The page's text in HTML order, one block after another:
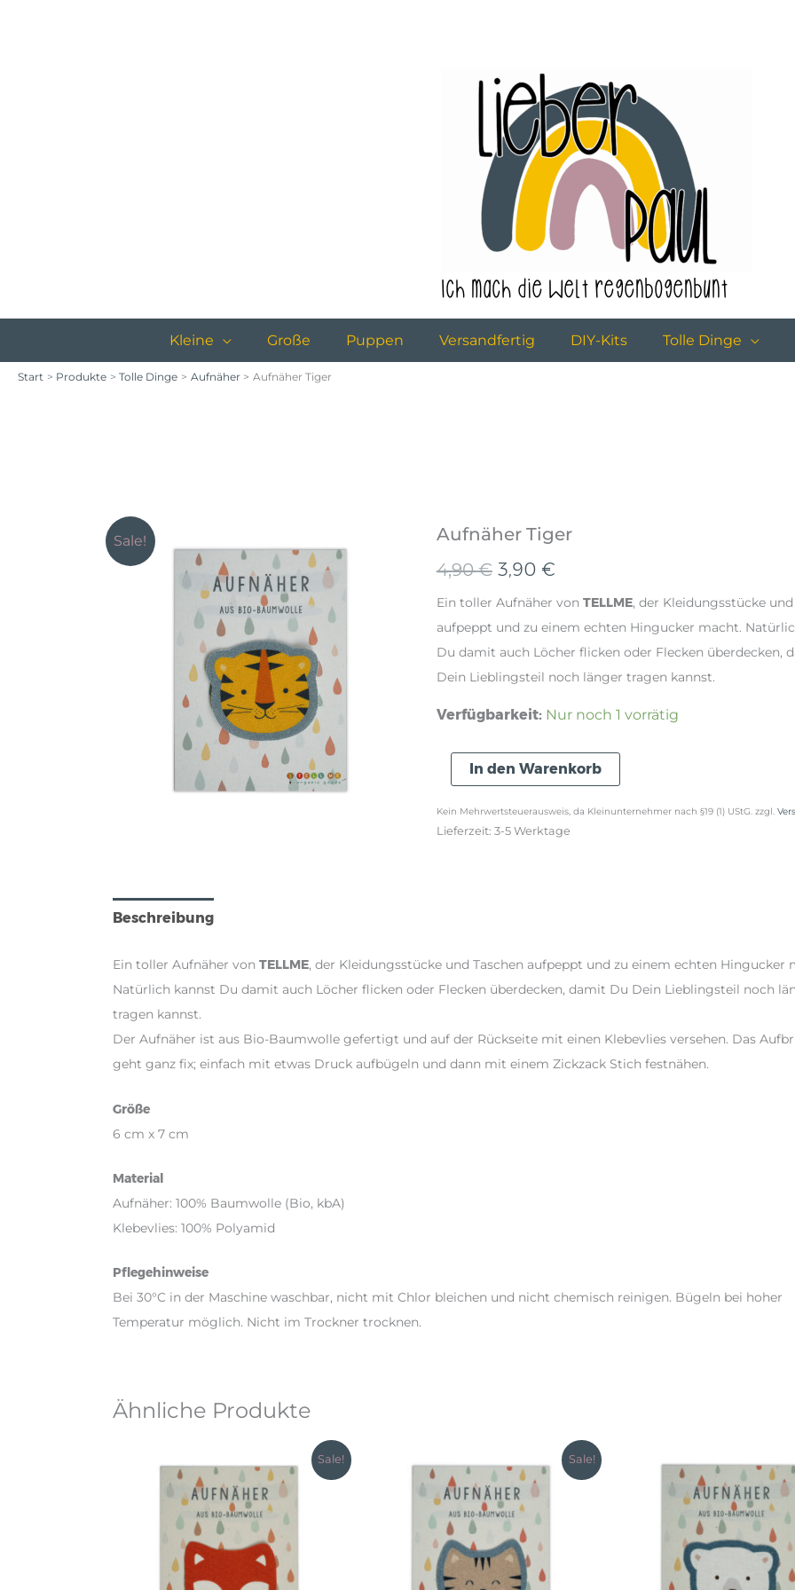
Ich mach die Welt regenbogenbunt
Kleine Große Puppen Versandfertig DIY-Kits Tolle Dinge
Start Produkte Tolle Dinge Aufnäher Aufnäher Tiger
Sale!
Aufnäher Tiger
4,90€ Ursprünglicher
Preis
war:
4,90 €
3,90 €Aktueller
Preis
ist:
3,90 €.
Ein toller Aufnäher von TELLME, der Kleidungsstücke und
aufpeppt und zu einem echten Hingucker macht.
Du damit auch Löcher flicken oder Flecken überdecken,
Dein Lieblingsteil noch länger tragen kannst.
Verfügbarkeit: Nur noch 1 vorrätig
Aufnäher
Tiger
Menge
In den Warenkorb
Kein Mehrwertsteuerausweis, da Kleinunternehmer nach §19 (1) UStG. zzgl.
Lieferzeit: 3-5 Werktage
Beschreibung
Ein toller Aufnäher von TELLME, der Kleidungsstücke und Taschen aufpeppt und zu einem echten Hingucker
Natürlich kannst Du damit auch Löcher flicken oder Flecken überdecken, damit Du Dein Lieblingsteil noch
tragen kannst.
Der Aufnäher ist aus Bio-Baumwolle gefertigt und auf der Rückseite mit einen Klebevlies versehen. Das
geht ganz fix; einfach mit etwas Druck aufbügeln und dann mit einem Zickzack Stich festnähen.
Größe
6 cm x 7 cm
Material
Aufnäher: 100% Baumwolle (Bio, kbA)
Klebevlies: 100% Polyamid
Pflegehinweise
Bei 30°C in der Maschine waschbar, nicht mit Chlor bleichen und nicht chemisch reinigen. Bügeln bei hoher
Temperatur möglich. Nicht im Trockner trocknen.
Ähnliche Produkte
Sale! Sale!